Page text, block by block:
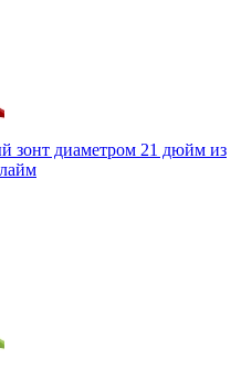
зонт диаметром 21 дюйм из